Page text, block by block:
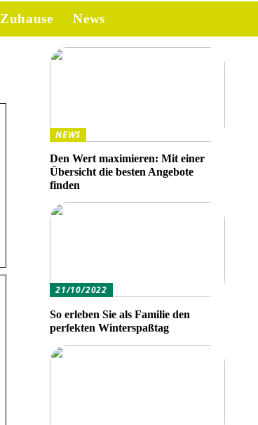
Zuhause News
NEWS
Den Wert maximieren: Mit einer
Übersicht die besten Angebote
finden
21/10/2022
So erleben Sie als Familie den
perfekten Winterspaßtag